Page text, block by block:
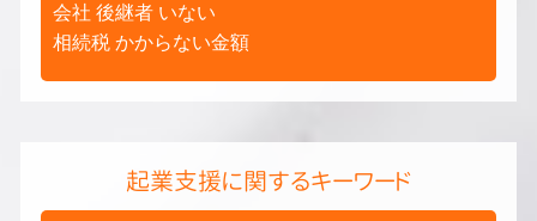
会社 後継者 いない
相続税 かからない金額
起業支援に関するキーワード